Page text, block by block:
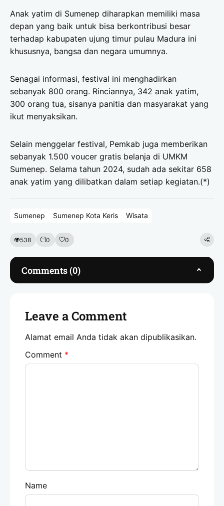
Anak yatim di Sumenep diharapkan memiliki masa
depan yang baik untuk bisa berkontribusi besar
terhadap kabupaten ujung timur pulau Madura ini
khususnya, bangsa dan negara umumnya.
Senagai informasi, festival ini menghadirkan
sebanyak 800 orang. Rinciannya, 342 anak yatim,
300 orang tua, sisanya panitia dan masyarakat yang
ikut menyaksikan.
Selain menggelar festival, Pemkab juga memberikan
sebanyak 1.500 voucer gratis belanja di UMKM
Sumenep. Selama tahun 2024, sudah ada sekitar 658
anak yatim yang dilibatkan dalam setiap kegiatan.(*)
Sumenep Sumenep Kota Keris Wisata
538 0 0
Comments (0)
Leave a Comment
Alamat email Anda tidak akan dipublikasikan.
Comment *
Name